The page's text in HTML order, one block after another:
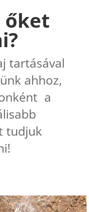
őket
tartásával
ahhoz,
a
tudjuk